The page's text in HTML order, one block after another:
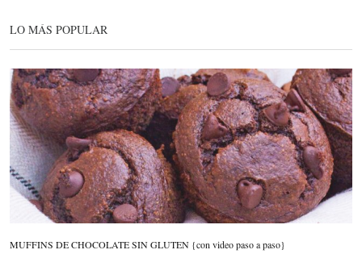
LO MÁS POPULAR
MUFFINS DE CHOCOLATE SIN GLUTEN {con video paso a paso}